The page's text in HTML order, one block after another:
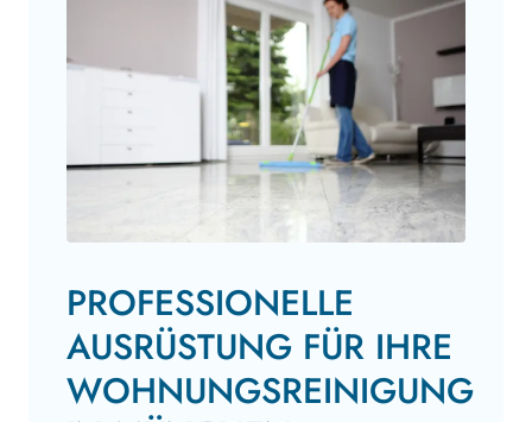
PROFESSIONELLE
AUSRÜSTUNG FÜR IHRE
WOHNUNGSREINIGUNG